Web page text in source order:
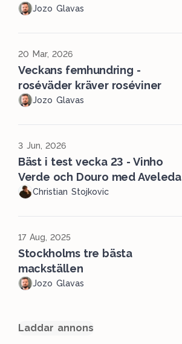
Jozo Glavas
20 Mar, 2026
Veckans femhundring -
roséväder kräver roséviner
Jozo Glavas
3 Jun, 2026
Bäst i test vecka 23 - Vinho
Verde och Douro med Aveleda
Christian Stojkovic
17 Aug, 2025
Stockholms tre bästa
mackställen
Jozo Glavas
Laddar annons